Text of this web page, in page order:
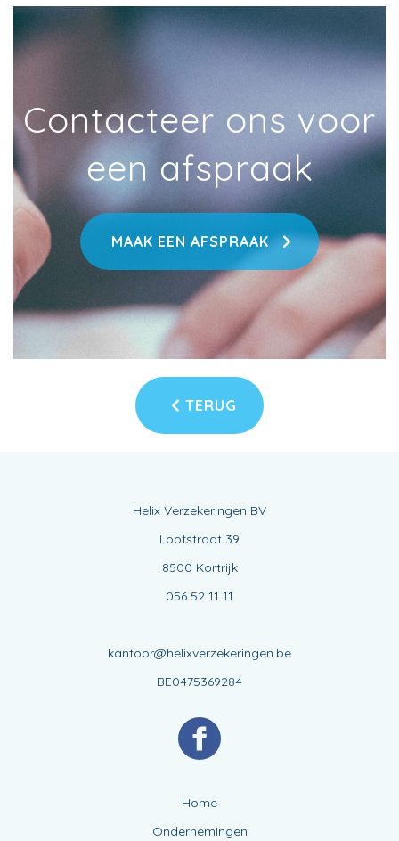
Contacteer ons voor
een afspraak
MAAK EEN AFSPRAAK
TERUG
Helix Verzekeringen BV
Loofstraat 39
8500 Kortrijk
056 52 11 11
kantoor@helixverzekeringen.be
BE0475369284
Home
Ondernemingen